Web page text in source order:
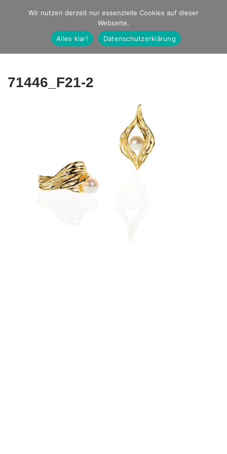
Studio Ernst
Fotografie
71446_F21-2
Wir nutzen derzeit nur essenzielle Cookies auf dieser
Webseite.
Alles klar!
Datenschutzerklärung